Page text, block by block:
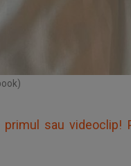
sau videoclip!